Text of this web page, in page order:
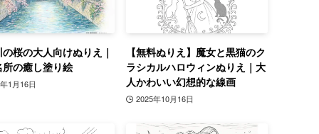
桜の大人向けぬりえ｜
の癒し塗り絵
1月16日
【無料ぬりえ】魔女と黒猫のク
ラシカルハロウィンぬりえ｜大
人かわいい幻想的な線画
2025年10月16日